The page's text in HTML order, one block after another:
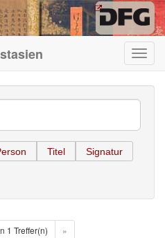
Titel Signatur
1 Treffer(n) »